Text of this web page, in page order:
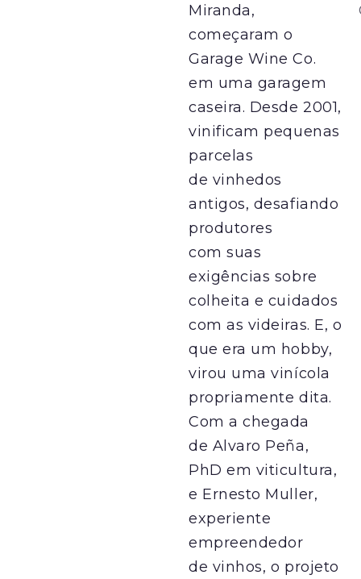
Miranda,
começaram o
Garage Wine Co.
em uma garagem
caseira. Desde 2001,
vinificam pequenas
parcelas
de vinhedos
antigos, desafiando
produtores
com suas
exigências sobre
colheita e cuidados
com as videiras. E, o
que era um hobby,
virou uma vinícola
propriamente dita.
Com a chegada
de Alvaro Peña,
PhD em viticultura,
e Ernesto Muller,
experiente
empreendedor
de vinhos, o projeto